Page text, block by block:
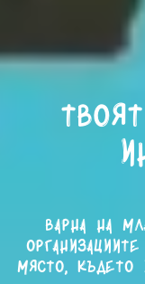
Варна на
място, където